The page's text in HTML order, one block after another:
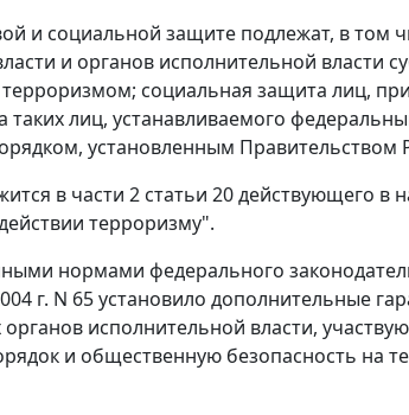
и социальной защите подлежат, в том
и органов исполнительной власти
социальная защита лиц,
таких лиц, устанавливаемого
установленным Правительством
в части 2 статьи 20действующего в
терроризму".
нормами федерального
г. N 65 установило дополнительные
исполнительной власти,
и общественную безопасность на